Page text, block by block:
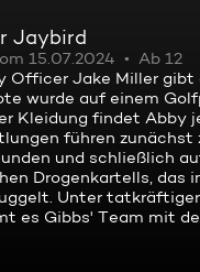
Jaybird
15.07.2024
Ab 12
Officer Jake Miller gibt
wurde auf einem
Kleidung findet Abby
führen zunächst
und schließlich
Drogenkartells, das
Unter
es Gibbs' Team mit